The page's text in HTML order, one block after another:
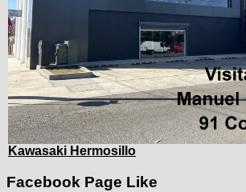
Kawasaki Hermosillo
Facebook Page Like